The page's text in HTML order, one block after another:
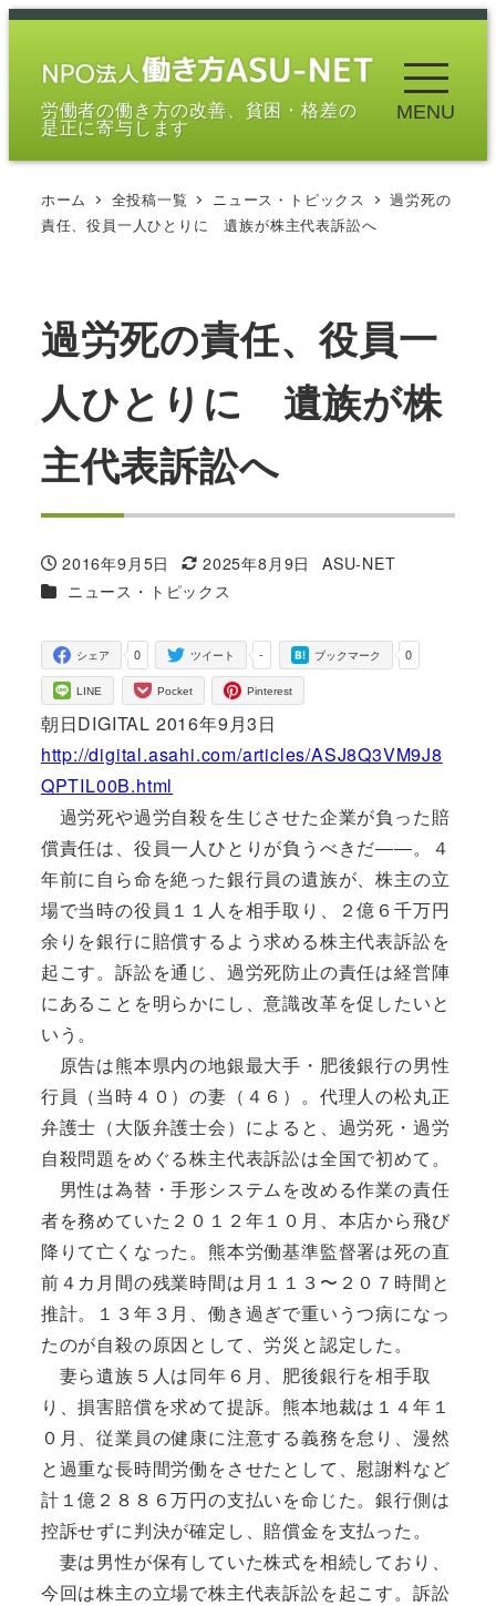
メ
労働者の働き方の改善、貧困・格差の
是正に寄与します
MENU
ホーム 全投稿一覧 ニュース・トピックス
過労死の
責任、役員一人ひとりに 遺族が株主代表訴訟へ
過労死の責任、役員一
人ひとりに 遺族が株
主代表訴訟へ
投稿日
2016年9月5日
更新日
2025年8月9日
著
ASU-NET
カテゴリー
ニュース・トピックス
0
シェア -
ツイート 0
ブックマーク
LINE Pocket Pinterest
朝日DIGITAL 2016年9月3日
http://digital.asahi.com/articles/ASJ8Q3VM9J8
QPTIL00B.html
過労死や過労自殺を生じさせた企業が負った賠
償責任は、役員一人ひとりが負うべきだ――。４
年前に自ら命を絶った銀行員の遺族が、株主の立
場で当時の役員１１人を相手取り、２億６千万円
余りを銀行に賠償するよう求める株主代表訴訟を
起こす。訴訟を通じ、過労死防止の責任は経営陣
にあることを明らかにし、意識改革を促したいと
いう。
原告は熊本県内の地銀最大手・肥後銀行の男性
行員（当時４０）の妻（４６）。代理人の松丸正
弁護士（大阪弁護士会）によると、過労死・過労
自殺問題をめぐる株主代表訴訟は全国で初めて。
男性は為替・手形システムを改める作業の責任
者を務めていた２０１２年１０月、本店から飛び
降りて亡くなった。熊本労働基準監督署は死の直
前４カ月間の残業時間は月１１３〜２０７時間と
推計。１３年３月、働き過ぎで重いうつ病になっ
たのが自殺の原因として、労災と認定した。
妻ら遺族５人は同年６月、肥後銀行を相手取
り、損害賠償を求めて提訴。熊本地裁は１４年１
０月、従業員の健康に注意する義務を怠り、漫然
と過重な長時間労働をさせたとして、慰謝料など
計１億２８８６万円の支払いを命じた。銀行側は
控訴せずに判決が確定し、賠償金を支払った。
妻は男性が保有していた株式を相続しており、
今回は株主の立場で株主代表訴訟を起こす。訴訟